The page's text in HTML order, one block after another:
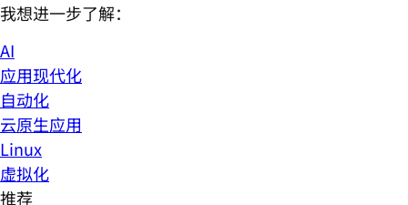
我想进一步了解：
AI
应用现代化
自动化
云原生应用
Linux
虚拟化
推荐